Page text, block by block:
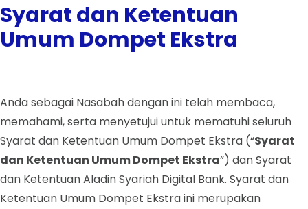
Syarat dan Ketentuan
Umum Dompet Ekstra
Anda sebagai Nasabah dengan ini telah membaca,
memahami, serta menyetujui untuk mematuhi seluruh
Syarat dan Ketentuan Umum Dompet Ekstra (“Syarat
dan Ketentuan Umum Dompet Ekstra”) dan Syarat
dan Ketentuan Aladin Syariah Digital Bank. Syarat dan
Ketentuan Umum Dompet Ekstra ini merupakan